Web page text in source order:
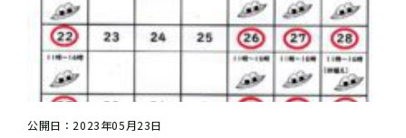
公開日：2023年05月23日